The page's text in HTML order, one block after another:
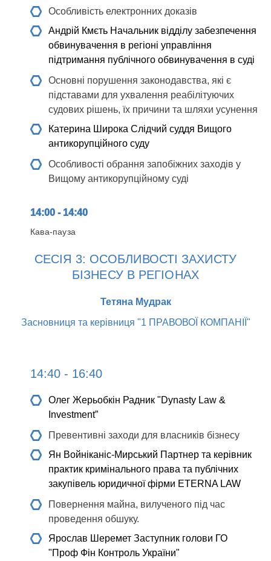
Особливість електронних доказів
Андрій Кмєть Начальник відділу забезпечення
обвинувачення в регіоні управління
підтримання публічного обвинувачення в суді
Основні порушення законодавства, які є
підставами для ухвалення реабілітуючих
судових рішень, їх причини та шляхи усунення
Катерина Широка Слідчий суддя Вищого
антикорупційного суду
Особливості обрання запобіжних заходів у
Вищому антикорупційному суді
14:00 - 14:40
Кава-пауза
СЕСІЯ 3: ОСОБЛИВОСТІ ЗАХИСТУ
БІЗНЕСУ В РЕГІОНАХ
Тетяна Мудрак
Засновниця та керівниця "1 ПРАВОВОЇ КОМПАНІЇ"
14:40 - 16:40
Олег Жерьобкін Радник "Dynasty Law &
Investment”
Превентивні заходи для власників бізнесу
Ян Войніканіс-Мирський Партнер та керівник
практик кримінального права та публічних
закупівель юридичної фірми ETERNA LAW
Повернення майна, вилученого під час
проведення обшуку.
Ярослав Шеремет Заступник голови ГО
"Проф Фін Контроль України"